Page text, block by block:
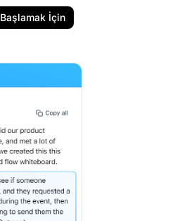
Başlamak İçin